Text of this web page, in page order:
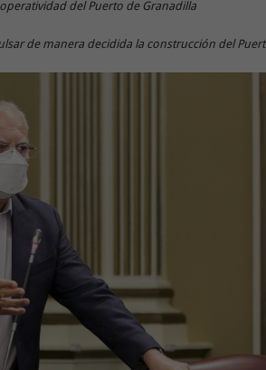
del Puerto de Granadilla
de manera decidida la construcción del